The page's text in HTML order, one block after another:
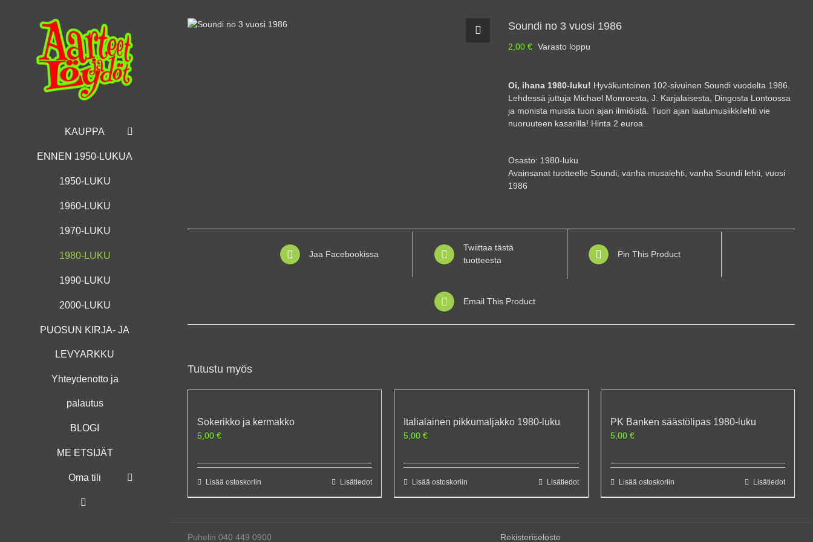
KAUPPA
ENNEN 1950-LUKUA
1950-LUKU
1960-LUKU
1970-LUKU
1980-LUKU
1990-LUKU
2000-LUKU
PUOSUN KIRJA- JA
LEVYARKKU
Yhteydenotto ja
palautus
BLOGI
ME ETSIJÄT
Oma tili
Soundi no 3 vuosi 1986
2,00 € Varasto loppu
Oi, ihana 1980-luku! Hyväkuntoinen 102-sivuinen Soundi vuodelta 1986.
Lehdessä juttuja Michael Monroesta, J. Karjalaisesta, Dingosta Lontoossa
ja monista muista tuon ajan ilmiöistä. Tuon ajan laatumusiikkilehti vie
nuoruuteen kasarilla! Hinta 2 euroa.
Osasto: 1980-luku
Avainsanat tuotteelle Soundi vanha musalehti vanha Soundi lehti vuosi
1986
Jaa Facebookissa
Twiittaa tästä
tuotteesta
Pin This Product
Email This Product
Tutustu myös
Sokerikko ja kermakko
5,00 €
Lisää ostoskoriin Lisätiedot
Italialainen pikkumaljakko 1980-luku
5,00€
Lisää ostoskoriin Lisätiedot
PK Banken säästölipas 1980-luku
5,00 €
Lisää ostoskoriin Lisätiedot
Puhelin 040 449 0900 Rekisteriseloste